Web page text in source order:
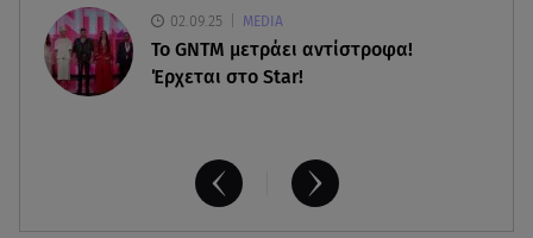
02.09.25 MEDIA
Το GNTM μετράει αντίστροφα!
Έρχεται στο Star!